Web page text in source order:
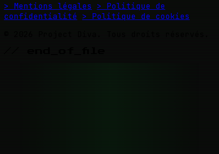
> Mentions légales
> Politique de
confidentialité > Politique de cookies